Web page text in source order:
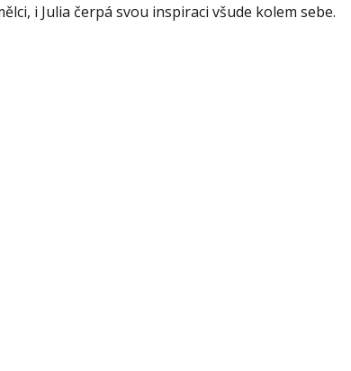
i Julia čerpá svou inspiraci všude kolem sebe.